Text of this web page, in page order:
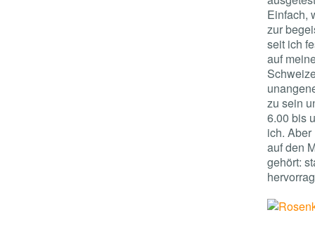
Einfach,
zur
seit ich
auf
zu sein
6.00 bis
ich.
auf den
gehört: